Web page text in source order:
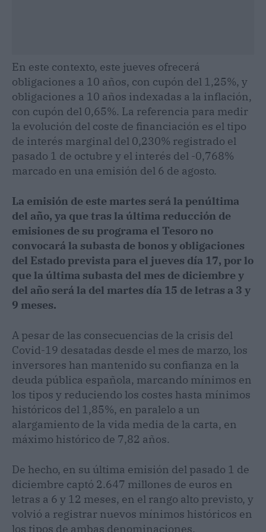
En este contexto, este jueves ofrecerá
obligaciones a 10 años, con cupón del 1,25%, y
obligaciones a 10 años indexadas a la inflación,
con cupón del 0,65%. La referencia para medir
la evolución del coste de financiación es el tipo
de interés marginal del 0,230% registrado el
pasado 1 de octubre y el interés del -0,768%
marcado en una emisión del 6 de agosto.
La emisión de este martes será la penúltima
del año, ya que tras la última reducción de
emisiones de su programa el Tesoro no
convocará la subasta de bonos y obligaciones
del Estado prevista para el jueves día 17, por lo
que la última subasta del mes de diciembre y
del año será la del martes día 15 de letras a 3 y
9 meses.
A pesar de las consecuencias de la crisis del
Covid-19 desatadas desde el mes de marzo, los
inversores han mantenido su confianza en la
deuda pública española, marcando mínimos en
los tipos y reduciendo los costes hasta mínimos
históricos del 1,85%, en paralelo a un
alargamiento de la vida media de la carta, en
máximo histórico de 7,82 años.
De hecho, en su última emisión del pasado 1 de
diciembre captó 2.647 millones de euros en
letras a 6 y 12 meses, en el rango alto previsto, y
volvió a registrar nuevos mínimos históricos en
los tipos de ambas denominaciones.